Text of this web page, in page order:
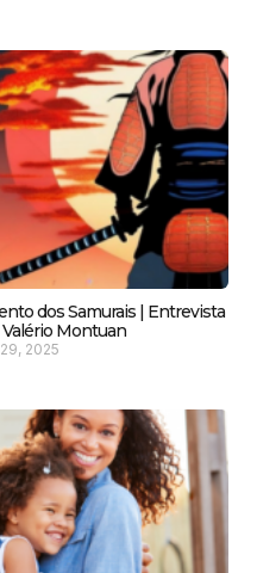
dos Samurais | Entrevista
Montuan
2025